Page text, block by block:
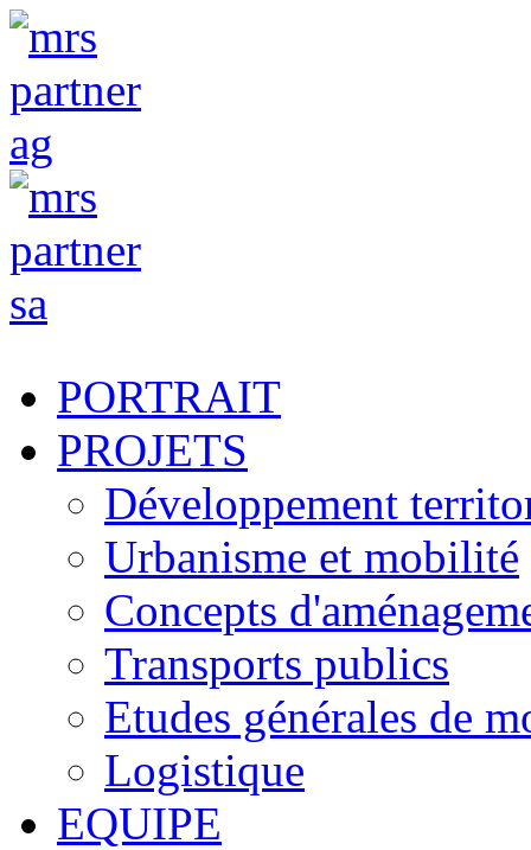
PORTRAIT
PROJETS
Développement
Urbanisme et mobilité
Concepts
Transports publics
Etudes générales de
Logistique
EQUIPE